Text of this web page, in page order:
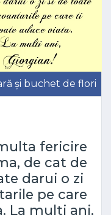
și buchet de flori
fericire
de cat de
darui o zi
pe care
La multi ani,